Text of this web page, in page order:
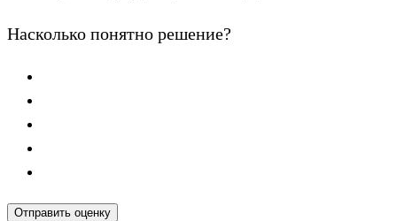
Насколько понятно решение?
Отправить оценку